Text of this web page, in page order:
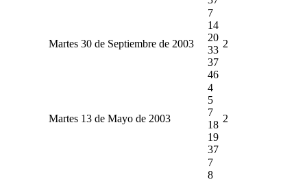
Martes 30 de Septiembre de 2003
7
14
20
33
37
46
2
Martes 13 de Mayo de 2003
4
5
7
18
19
37
2
7
8